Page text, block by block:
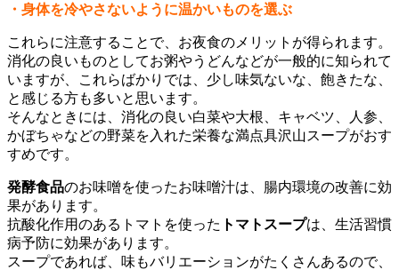
・身体を冷やさないように温かいものを選ぶ
これらに注意することで、お夜食のメリットが得られます。
消化の良いものとしてお粥やうどんなどが一般的に知られて
いますが、これらばかりでは、少し味気ないな、飽きたな、
と感じる方も多いと思います。
そんなときには、消化の良い白菜や大根、キャベツ、人参、
かぼちゃなどの野菜を入れた栄養な満点具沢山スープがおす
すめです。
発酵食品のお味噌を使ったお味噌汁は、腸内環境の改善に効
果があります。
抗酸化作用のあるトマトを使った トマトスープは、生活習慣
病予防に効果があります。
スープであれば、味もバリエーションがたくさんあるので、